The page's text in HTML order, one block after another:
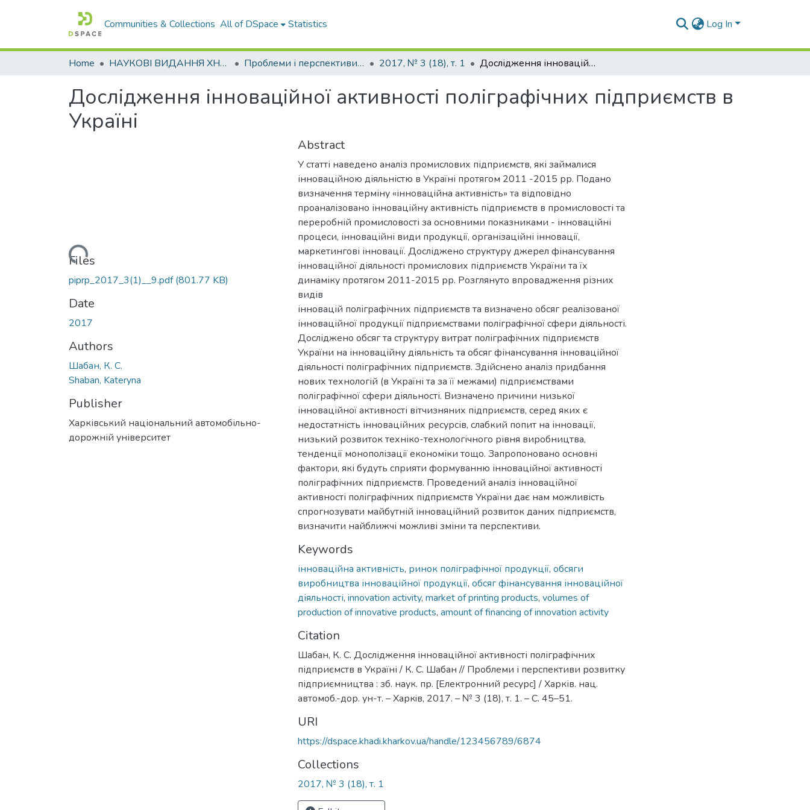
Communities & Collections All of DSpace Statistics Log In
Home НАУКОВІ ВИДАННЯ ХНАДУ Проблеми і перспективи розвитку підприємництва 2017, № 3 (18), т. 1 Дослідження інноваційної активності поліграфічних підприємств в Україні
Дослідження інноваційної активності поліграфічних підприємств в
Україні
Loading...
Files
piprp_2017_3(1)__9.pdf(801.77 KB)
Date
2017
Authors
Шабан, К. С.
Shaban, Kateryna
Publisher
Харківський національний автомобільно-
дорожній університет
Abstract
У статті наведено аналіз промислових підприємств, які займалися
інноваційною діяльністю в Україні протягом 2011 -2015 рр. Подано
визначення терміну «інноваційна активність» та відповідно
проаналізовано інноваційну активність підприємств в промисловості та
переробній промисловості за основними показниками - інноваційні
процеси, інноваційні види продукції, організаційні інновації,
маркетингові інновації. Досліджено структуру джерел фінансування
інноваційної діяльності промислових підприємств України та їх
динаміку протягом 2011-2015 рр. Розглянуто впровадження різних
видів
інновацій поліграфічних підприємств та визначено обсяг реалізованої
інноваційної продукції підприємствами поліграфічної сфери діяльності.
Досліджено обсяг та структуру витрат поліграфічних підприємств
України на інноваційну діяльність та обсяг фінансування інноваційної
діяльності поліграфічних підприємств. Здійснено аналіз придбання
нових технологій (в Україні та за її межами) підприємствами
поліграфічної сфери діяльності. Визначено причини низької
інноваційної активності вітчизняних підприємств, серед яких є
недостатність інноваційних ресурсів, слабкий попит на інновації,
низький розвиток техніко-технологічного рівня виробництва,
тенденції монополізації економіки тощо. Запропоновано основні
фактори, які будуть сприяти формуванню інноваційної активності
поліграфічних підприємств. Проведений аналіз інноваційної
активності поліграфічних підприємств України дає нам можливість
спрогнозувати майбутній інноваційний розвиток даних підприємств,
визначити найближчі можливі зміни та перспективи.
Keywords
інноваційна активність, ринок поліграфічної продукції, обсяги
виробництва інноваційної продукції, обсяг фінансування інноваційної
діяльності, innovation activity, market of printing products, volumes of
production of innovative products, amount of financing of innovation activity
Citation
Шабан, К. С. Дослідження інноваційної активності поліграфічних
підприємств в Україні / К. С. Шабан // Проблеми і перспективи розвитку
підприємництва : зб. наук. пр. [Електронний ресурс] / Харків. нац.
автомоб.-дор. ун-т. – Харкiв, 2017. – № 3 (18), т. 1. – С. 45–51.
URI
https://dspace.khadi.kharkov.ua/handle/123456789/6874
Collections
2017, № 3 (18), т. 1